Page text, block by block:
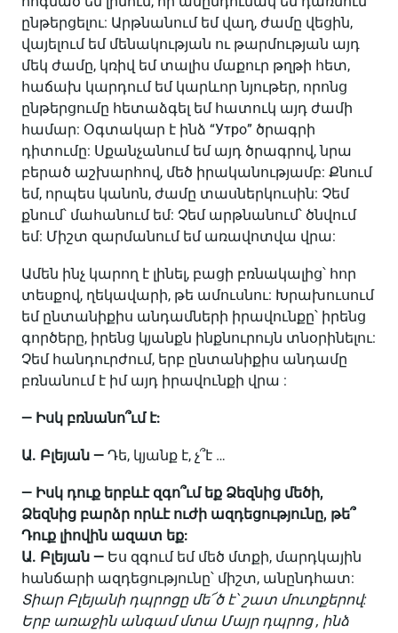
ընթերցելու: Արթնանում եմ վաղ, ժամը վեցին,
վայելում եմ մենակության ու թարմության այդ
մեկ ժամը, կռիվ եմ տալիս մաքուր թղթի հետ,
հաճախ կարդում եմ կարևոր նյութեր, որոնց
ընթերցումը հետաձգել եմ հատուկ այդ ժամի
համար: Օգտակար է ինձ “Утро” ծրագրի
դիտումը: Սքանչանում եմ այդ ծրագրով, նրա
բերած աշխարհով, մեծ իրականությամբ: Քնում
եմ, որպես կանոն, ժամը տասներկուսին: Չեմ
քնում՝ մահանում եմ: Չեմ արթնանում՝ ծնվում
եմ: Միշտ զարմանում եմ առավոտվա վրա:
Ամեն ինչ կարող է լինել, բացի բռնակալից՝ հոր
տեսքով, ղեկավարի, թե ամուսնու: Խրախուսում
եմ ընտանիքիս անդամների իրավունքը՝ իրենց
գործերը, իրենց կյանքն ինքնուրույն տնօրինելու:
Չեմ հանդուրժում, երբ ընտանիքիս անդամը
բռնանում է իմ այդ իրավունքի վրա :
— Իսկ բռնանո՞ւմ է:
Ա. Բլեյան — Դե, կյանք է, չ՞է …
— Իսկ դուք երբևէ զգո՞ւմ եք Ձեզնից մեծի,
Ձեզնից բարձր որևէ ուժի ազդեցությունը, թե՞
Դուք լիովին ազատ եք:
Ա. Բլեյան — Ես զգում եմ մեծ մտքի, մարդկային
հանճարի ազդեցությունը՝ միշտ, անընդհատ:
Տիար Բլեյանի դպրոցը մե՜ծ է՝ շատ մուտքերով:
Երբ առաջին անգամ մտա Մայր դպրոց , ինձ